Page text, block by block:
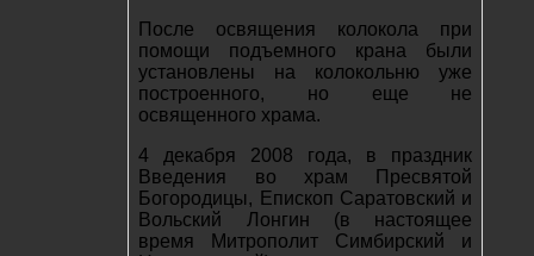
После освящения колокола при
помощи подъемного крана были
установлены на колокольню уже
построенного, но еще не
освященного храма.
4 декабря 2008 года, в праздник
Введения во храм Пресвятой
Богородицы, Епископ Саратовский и
Вольский Лонгин (в настоящее
время Митрополит Симбирский и